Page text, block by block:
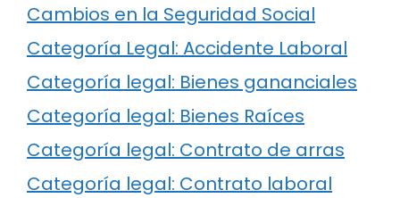
Cambios en la Seguridad Social
Categoría Legal: Accidente Laboral
Categoría legal: Bienes gananciales
Categoría legal: Bienes Raíces
Categoría legal: Contrato de arras
Categoría legal: Contrato laboral